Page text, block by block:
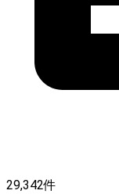
29,342件